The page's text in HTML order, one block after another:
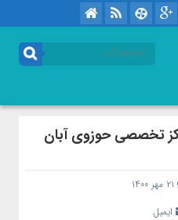
تخصصی حوزوی آبان
ایمیل